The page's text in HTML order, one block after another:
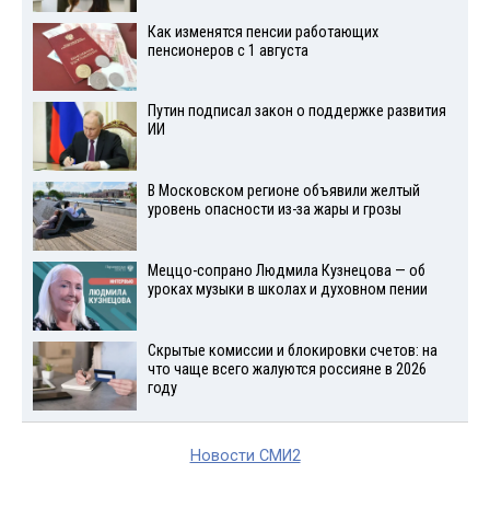
Как изменятся пенсии работающих
пенсионеров с 1 августа
Путин подписал закон о поддержке развития
ИИ
В Московском регионе объявили желтый
уровень опасности из-за жары и грозы
Меццо-сопрано Людмила Кузнецова — об
уроках музыки в школах и духовном пении
Скрытые комиссии и блокировки счетов: на
что чаще всего жалуются россияне в 2026
году
Новости СМИ2